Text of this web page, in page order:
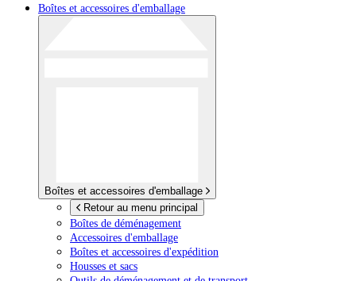
Boîtes et accessoires d'emballage
Boîtes et accessoires d'emballage
Retour au menu principal
Boîtes de déménagement
Accessoires d'emballage
Boîtes et accessoires d'expédition
Housses et sacs